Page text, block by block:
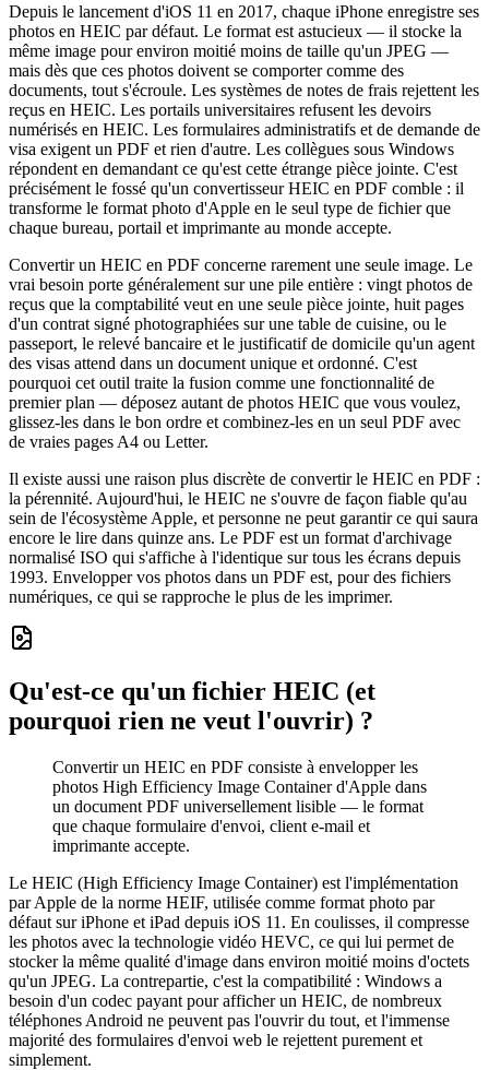
Depuis le lancement d'iOS 11 en 2017, chaque iPhone enregistre ses
photos en HEIC par défaut. Le format est astucieux — il stocke la
même image pour environ moitié moins de taille qu'un JPEG —
mais dès que ces photos doivent se comporter comme des
documents, tout s'écroule. Les systèmes de notes de frais rejettent les
reçus en HEIC. Les portails universitaires refusent les devoirs
numérisés en HEIC. Les formulaires administratifs et de demande de
visa exigent un PDF et rien d'autre. Les collègues sous Windows
répondent en demandant ce qu'est cette étrange pièce jointe. C'est
précisément le fossé qu'un convertisseur HEIC en PDF comble : il
transforme le format photo d'Apple en le seul type de fichier que
chaque bureau, portail et imprimante au monde accepte.
Convertir un HEIC en PDF concerne rarement une seule image. Le
vrai besoin porte généralement sur une pile entière : vingt photos de
reçus que la comptabilité veut en une seule pièce jointe, huit pages
d'un contrat signé photographiées sur une table de cuisine, ou le
passeport, le relevé bancaire et le justificatif de domicile qu'un agent
des visas attend dans un document unique et ordonné. C'est
pourquoi cet outil traite la fusion comme une fonctionnalité de
premier plan — déposez autant de photos HEIC que vous voulez,
glissez-les dans le bon ordre et combinez-les en un seul PDF avec
de vraies pages A4 ou Letter.
Il existe aussi une raison plus discrète de convertir le HEIC en PDF :
la pérennité. Aujourd'hui, le HEIC ne s'ouvre de façon fiable qu'au
sein de l'écosystème Apple, et personne ne peut garantir ce qui saura
encore le lire dans quinze ans. Le PDF est un format d'archivage
normalisé ISO qui s'affiche à l'identique sur tous les écrans depuis
1993. Envelopper vos photos dans un PDF est, pour des fichiers
numériques, ce qui se rapproche le plus de les imprimer.
Qu'est-ce qu'un fichier HEIC (et
pourquoi rien ne veut l'ouvrir) ?
Convertir un HEIC en PDF consiste à envelopper les
photos High Efficiency Image Container d'Apple dans
un document PDF universellement lisible — le format
que chaque formulaire d'envoi, client e-mail et
imprimante accepte.
Le HEIC (High Efficiency Image Container) est l'implémentation
par Apple de la norme HEIF, utilisée comme format photo par
défaut sur iPhone et iPad depuis iOS 11. En coulisses, il compresse
les photos avec la technologie vidéo HEVC, ce qui lui permet de
stocker la même qualité d'image dans environ moitié moins d'octets
qu'un JPEG. La contrepartie, c'est la compatibilité : Windows a
besoin d'un codec payant pour afficher un HEIC, de nombreux
téléphones Android ne peuvent pas l'ouvrir du tout, et l'immense
majorité des formulaires d'envoi web le rejettent purement et
simplement.